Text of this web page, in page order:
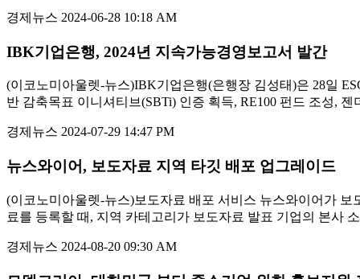
경제뉴스 2024-06-28 10:18 AM
IBK기업은행, 2024년 지속가능경영보고서 발간
(이코노미아울렛-뉴스)IBK기업은행(은행장 김성태)은 28일
반 감축목표 이니셔티브(SBTi) 인증 획득, RE100 펀드 조성,
경제뉴스 2024-07-29 14:47 PM
뉴스와이어, 보도자료 지역 타깃 배포 업그레이드
(이코노미아울렛-뉴스)보도자료 배포 서비스 뉴스와이어가
료를 등록할 때, 지역 카테고리가 보도자료 발표 기업의 본사
경제뉴스 2024-08-20 09:30 AM